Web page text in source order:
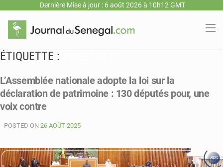
Dernière Mise à jour : 6 août 2026 à 10h12 GMT
ÉTIQUETTE :
L’Assemblée nationale adopte la loi sur la
déclaration de patrimoine : 130 députés pour, une
voix contre
POSTED ON 26 AOÛT 2025